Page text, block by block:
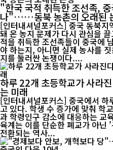
"한국 국적 취득한 조선족,
나"……동북 농촌의 오래된
[인터내셔널포커스] 중국 동북지
돼 온 농지 문제가 다시 관심을
적을 취득한 조선족들이 중국에
야 하는지, 아니면 실제 농사를
지를 둘러싼 논쟁이다....
하루 22개 초등학교가 사라
는 미래
[인터내셔널포커스] 중국에서 하
고 있다. 학생 수 증가에 맞춰 학
과 학령인구 감소에 대응하는 교
육계는 이를 단순한 폐교가 아닌
전환되는 역사...